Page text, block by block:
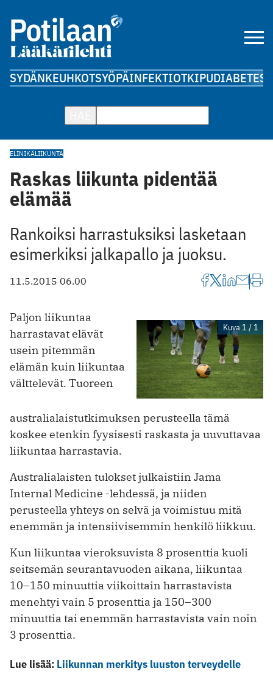
SYDÄNKEUHKOTSYÖPÄINFEKTIOTKIPUDIABETES
ELINIKÄLIIKUNTA
Raskas liikunta pidentää
elämää
Rankoiksi harrastuksiksi lasketaan
esimerkiksi jalkapallo ja juoksu.
11.5.2015 06.00
Kuva 1 / 1
Paljon liikuntaa
harrastavat elävät
usein pitemmän
elämän kuin liikuntaa
välttelevät. Tuoreen
australialaistutkimuksen perusteella tämä
koskee etenkin fyysisesti raskasta ja uuvuttavaa
liikuntaa harrastavia.
Australialaisten tulokset julkaistiin Jama
Internal Medicine -lehdessä, ja niiden
perusteella yhteys on selvä ja voimistuu mitä
enemmän ja intensiivisemmin henkilö liikkuu.
Kun liikuntaa vieroksuvista 8 prosenttia kuoli
seitsemän seurantavuoden aikana, liikuntaa
10–150 minuuttia viikoittain harrastavista
menehtyi vain 5 prosenttia ja 150–300
minuuttia tai enemmän harrastavista vain noin
3 prosenttia.
Lue lisää: Liikunnan merkitys luuston terveydelle